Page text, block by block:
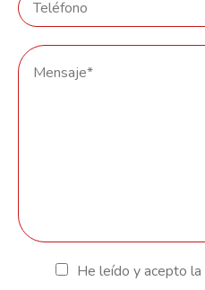
He leído y acepto la